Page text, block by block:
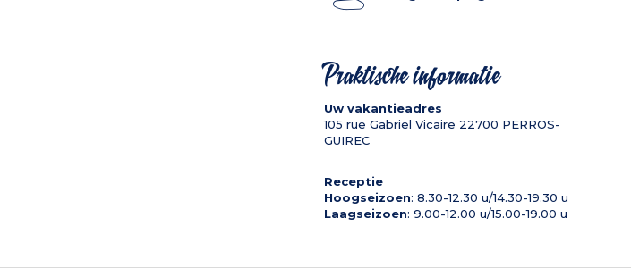
Praktische informatie
Uw vakantieadres
105 rue Gabriel Vicaire 22700 PERROS-
GUIREC
Receptie
Hoogseizoen: 8.30-12.30 u/14.30-19.30 u
Laagseizoen: 9.00-12.00 u/15.00-19.00 u